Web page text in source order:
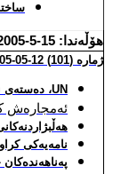
هۆڵه‌ندا: 15-5-2005
ژماره‌ (101) 12
-0
5
-2005
UN، ده‌سته‌ی
ئه‌مجاره‌ش
نامه‌یه‌كی